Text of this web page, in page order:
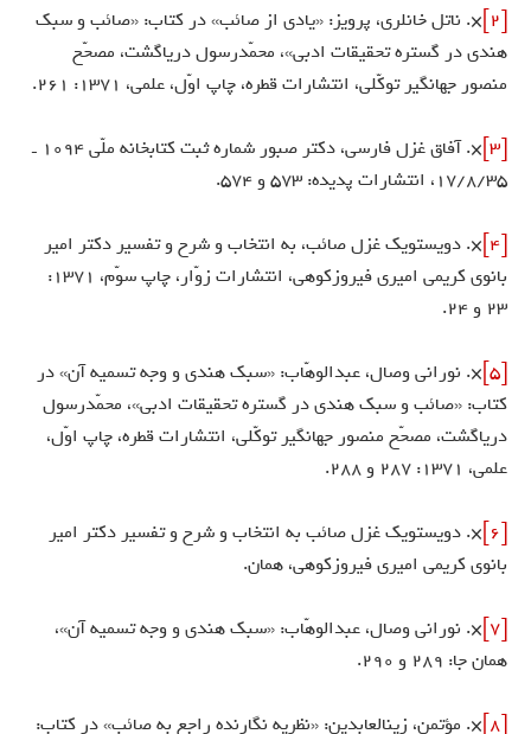
[2]
×. ناتل خانلرى، پرويز: «يادى از صائب» در كتاب: «صائب و سبك
هندى در گستره تحقيقات ادبى»، محمّدرسول درياگشت، مصحّح
منصور جهانگير توكّلى، انتشارات قطره، چاپ اوّل، علمى، 1371: 261.
[3]
×. آفاق غزل فارسى، دكتر صبور شماره ثبت كتابخانه ملّى 1094 ـ
17/8/35، انتشارات پديده: 573 و 574.
[4]
×. دويست‏ويك غزل صائب، به انتخاب و شرح و تفسير دكتر امير
بانوى كريمى اميرى فيروزكوهى، انتشارات زوّار، چاپ سوّم، 1371:
23 و 24.
[5]
×. نورانى وصال، عبدالوهّاب: «سبك هندى و وجه تسميه آن» در
كتاب: «صائب و سبك هندى در گستره تحقيقات ادبى»، محمّدرسول
درياگشت، مصحّح منصور جهانگير توكّلى، انتشارات قطره، چاپ اوّل،
علمى، 1371: 287 و 288.
[6]
×. دويست‏ويك غزل صائب به انتخاب و شرح و تفسير دكتر امير
بانوى كريمى اميرى فيروزكوهى، همان.
[7]
×. نورانى وصال، عبدالوهّاب: «سبك هندى و وجه تسميه آن»،
همان جا: 289 و 290.
[8]
×. مؤتمن، زين‏العابدين: «نظريه نگارنده راجع به صائب» در كتاب: